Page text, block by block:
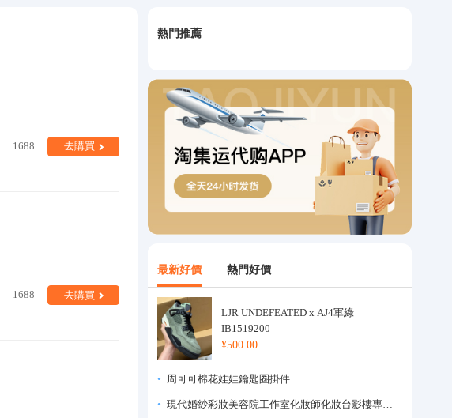
1688 去購買
1688 去購買
熱門推薦
最新好價 熱門好價
LJR UNDEFEATED x AJ4軍綠
IB1519200
¥500.00
周可可棉花娃娃鑰匙圈掛件
現代婚紗彩妝美容院工作室化妝師化妝台影樓專業化妝師專用梳妝台